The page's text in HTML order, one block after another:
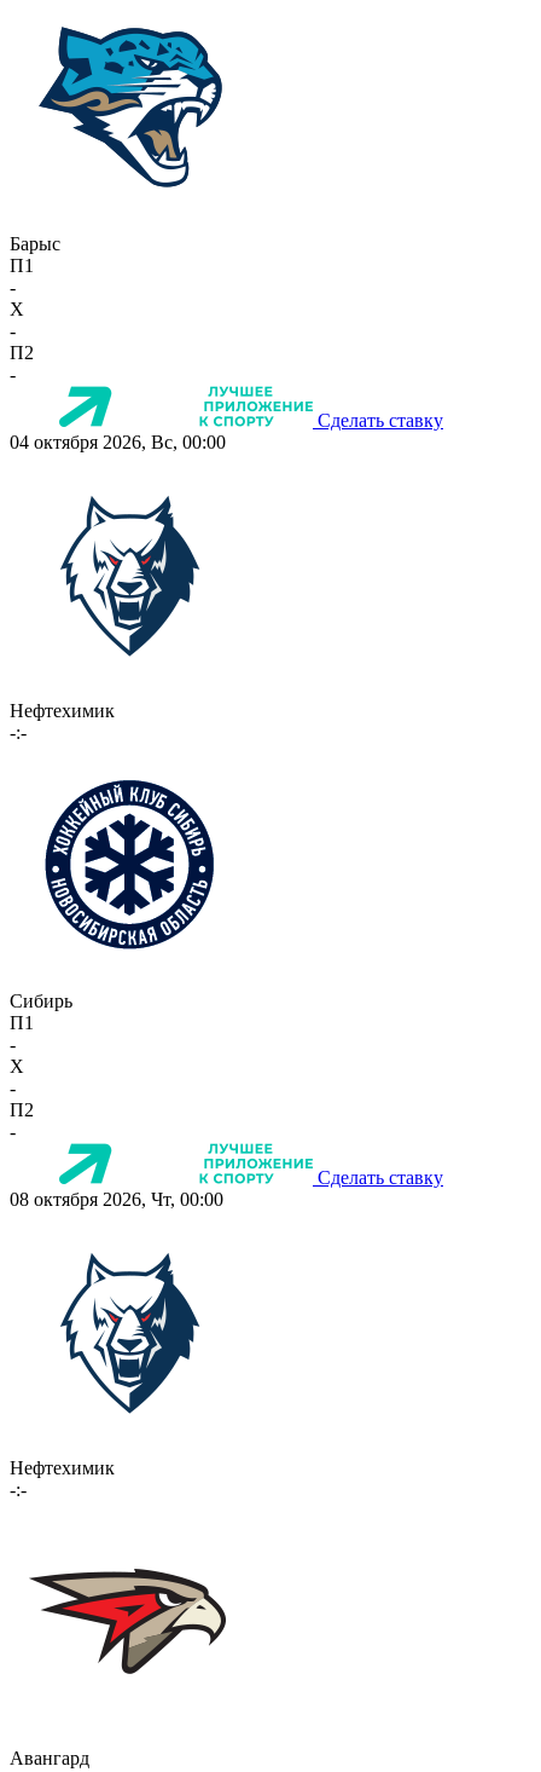
Барыс
П1
-
X
-
П2
-
Сделать ставку
04 октября 2026, Вс, 00:00
Нефтехимик
-:-
Сибирь
П1
-
X
-
П2
-
Сделать ставку
08 октября 2026, Чт, 00:00
Нефтехимик
-:-
Авангард